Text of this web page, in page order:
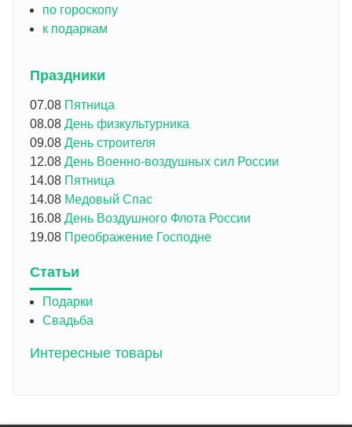
по гороскопу
к подаркам
Праздники
07.08 Пятница
08.08 День физкультурника
09.08 День строителя
12.08 День Военно-воздушных сил России
14.08 Пятница
14.08 Медовый Спас
16.08 День Воздушного Флота России
19.08 Преображение Господне
Статьи
Подарки
Свадьба
Интересные товары